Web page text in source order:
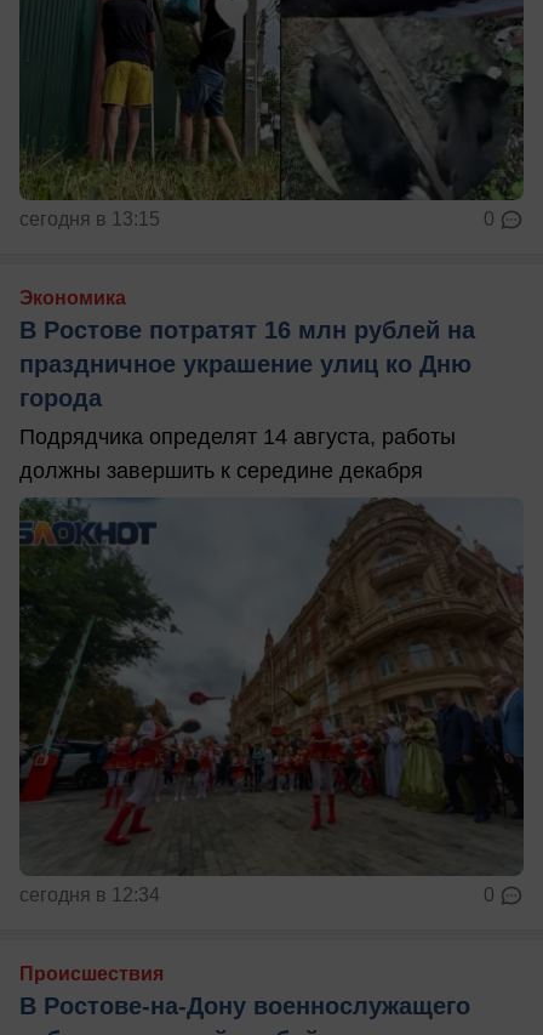
сегодня в 13:15 0
Экономика
В Ростове потратят 16 млн рублей на
праздничное украшение улиц ко Дню
города
Подрядчика определят 14 августа, работы
должны завершить к середине декабря
сегодня в 12:34 0
Происшествия
В Ростове-на-Дону военнослужащего